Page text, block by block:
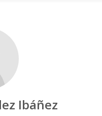
Ibáñez